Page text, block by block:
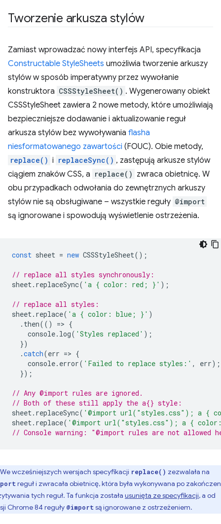
Tworzenie arkusza stylów
Zamiast wprowadzać nowy interfejs API, specyfikacja
Constructable StyleSheets umożliwia tworzenie arkuszy
stylów w sposób imperatywny przez wywołanie
konstruktora CSSStyleSheet() . Wygenerowany obiekt
CSSStyleSheet zawiera 2 nowe metody, które umożliwiają
bezpieczniejsze dodawanie i aktualizowanie reguł
arkusza stylów bez wywoływania flasha
niesformatowanego zawartości (FOUC). Obie metody,
replace() i replaceSync() , zastępują arkusze stylów
ciągiem znaków CSS, a replace() zwraca obietnicę. W
obu przypadkach odwołania do zewnętrznych arkuszy
stylów nie są obsługiwane – wszystkie reguły @import
są ignorowane i spowodują wyświetlenie ostrzeżenia.
const sheet = new CSSStyleSheet();
// replace all styles synchronously:
sheet. replaceSync( 'a { color: red; }' );
// replace all styles:
sheet. replace( 'a { color: blue; }' )
. then(() => {
console. log( 'Styles replaced' );
})
.catch(err => {
console. error( 'Failed to replace styles:' , err);
});
// Any @import rules are ignored.
// Both of these still apply the a{} style:
sheet. replaceSync( '@import url("styles.css"); a {
sheet. replace( '@import url("styles.css"); a {
// Console warning: "@import rules are not allowed
We wcześniejszych wersjach specyfikacji replace() zezwalała na
reguł i zwracała obietnicę, która była wykonywana po
tych reguł. Ta funkcja została usunięta ze specyfikacji, a od
Chrome 84 reguły @importsą ignorowane z ostrzeżeniem.